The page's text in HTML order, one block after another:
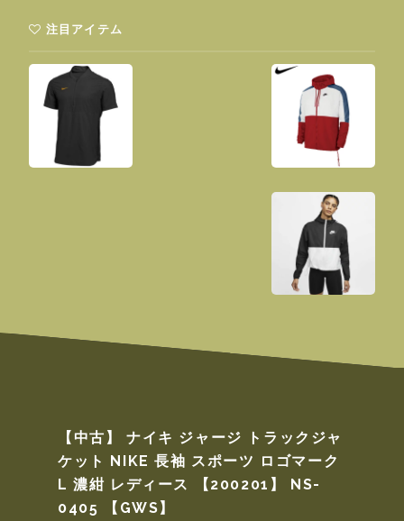
注目アイテム
【中古】 ナイキ ジャージ トラックジャ
ケット NIKE 長袖 スポーツ ロゴマーク
L 濃紺 レディース 【200201】 NS-
0405 【GWS】